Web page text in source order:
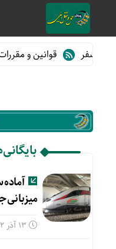
صفر قوانین و مقررات
میزبانی
13 آذر 1402